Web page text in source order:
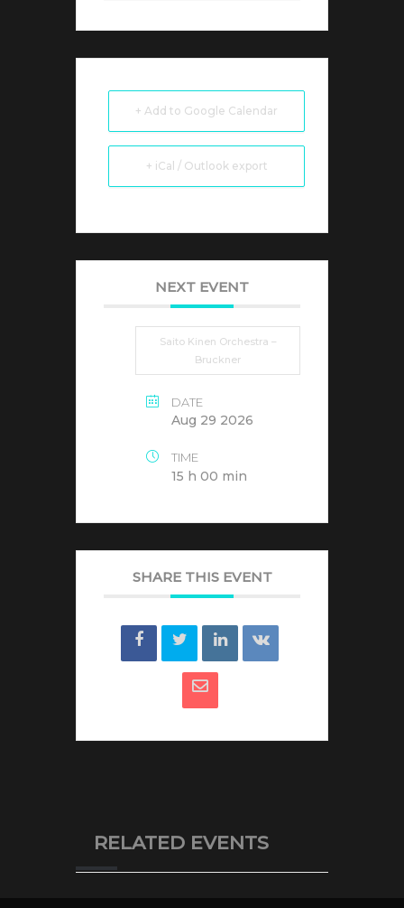
+ Add to Google Calendar
+ iCal / Outlook export
NEXT EVENT
Saito Kinen Orchestra –
Bruckner
DATE
Aug 29 2026
TIME
15 h 00 min
SHARE THIS EVENT
RELATED EVENTS